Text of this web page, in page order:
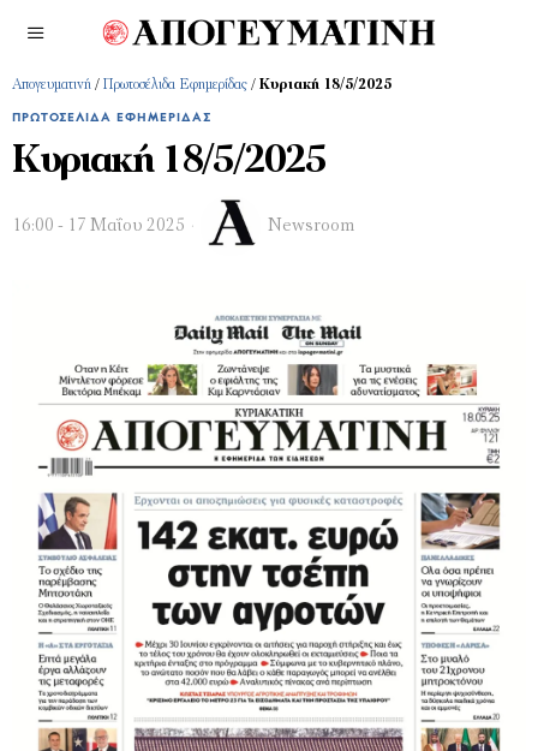
Απογευματινή / Πρωτοσέλιδα Εφημερίδας / Κυριακή 18/5/2025
ΠΡΩΤΟΣΈΛΙΔΑ ΕΦΗΜΕΡΊΔΑΣ
Κυριακή 18/5/2025
16:00 - 17 Μαΐου 2025 Newsroom